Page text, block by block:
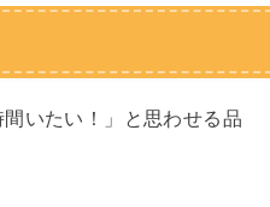
いたい！」と思わせる品